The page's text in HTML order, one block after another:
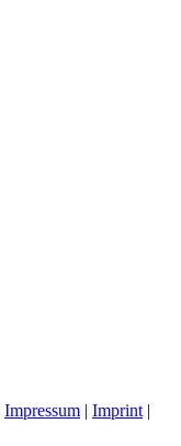
Impressum | Imprint |